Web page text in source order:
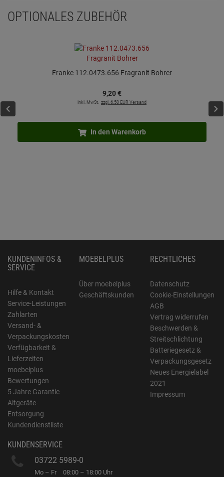
OPTIONALES ZUBEHÖR
Franke 112.0473.656 Fragranit Bohrer
9,20€
inkl. MwSt. zzgl. 6.50 EUR Versand
In den Warenkorb
KUNDENINFOS &
SERVICE
Hilfe & Kontakt
Service-Leistungen
Zahlarten
Versand- &
Verpackungskosten
Verfügbarkeit &
Lieferzeiten
moebelplus
Bewertungen
5 Jahre Garantie
Altgeräte-
Entsorgung
Kundendienstliste
MOEBELPLUS
Über moebelplus
Geschäftskunden
RECHTLICHES
Datenschutz
Cookie-Einstellungen
AGB
Vertrag widerrufen
Beschwerden &
Streitschlichtung
Batteriegesetz &
Verpackungsgesetz
Neues Energielabel
2021
Impressum
KUNDENSERVICE
03722 5989-0
Mo – Fr 08:00 – 18:00 Uhr